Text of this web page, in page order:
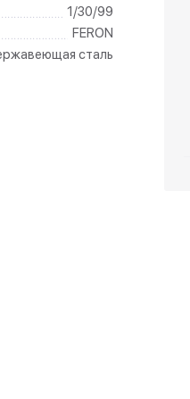
розетки
1/30/99
FERON
сталь